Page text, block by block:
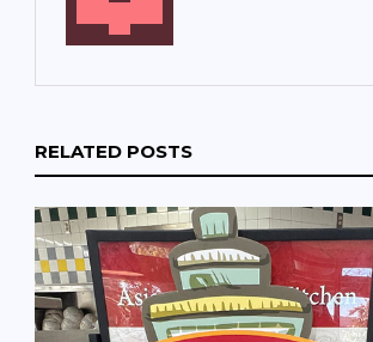
RELATED POSTS